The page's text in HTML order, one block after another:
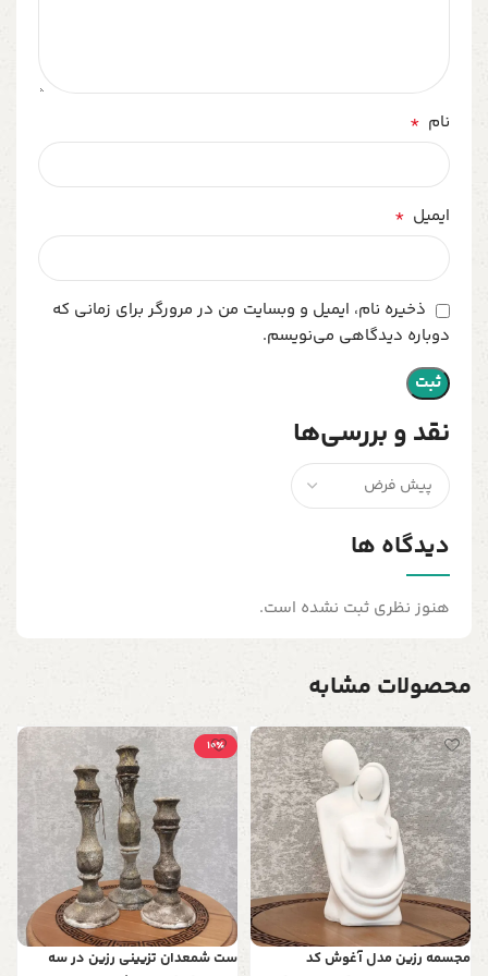
نقد و بررسی‌ها
دیدگاه ها
هنوز نظری ثبت نشده است.
نام *
ایمیل *
ذخیره نام، ایمیل و وبسایت من در مرورگر برای زمانی که
دوباره دیدگاهی می‌نویسم.
محصولات مشابه
مجسمه رزین مدل آغوش کد
10٪
ست شمعدان تزیینی رزین در سه